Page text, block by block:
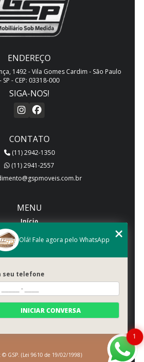
ENDEREÇO
1492 - Vila Gomes Cardim - São Paulo
- SP - CEP: 03318-000
SIGA-NOS!
CONTATO
(11) 2942-1350
(11) 2941-2557
MENU
Início
Quem somos
Galeria
Categorias
Contato
Mapa do site
© GSP. (Lei 9610 de 19/02/1998)
1
Olá! Fale agora pelo WhatsApp
seu telefone
INICIAR CONVERSA